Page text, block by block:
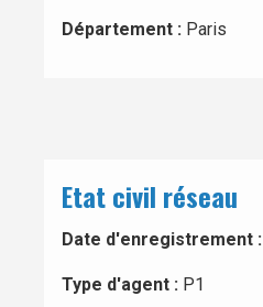
Département : Paris
Etat civil réseau
Date d'enregistrement :
Type d'agent : P1